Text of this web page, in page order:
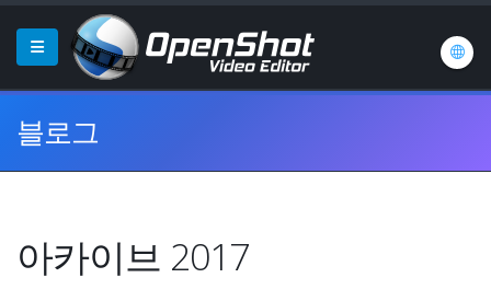
블로그
아카이브 2017